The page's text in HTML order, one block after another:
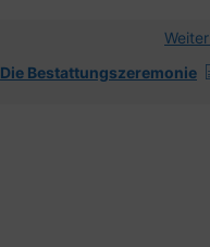
Weiter
Die Bestattungszeremonie